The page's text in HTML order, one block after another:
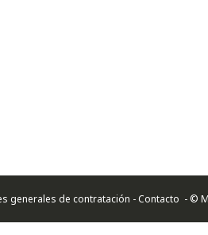
generales de contratación -Contacto - ©